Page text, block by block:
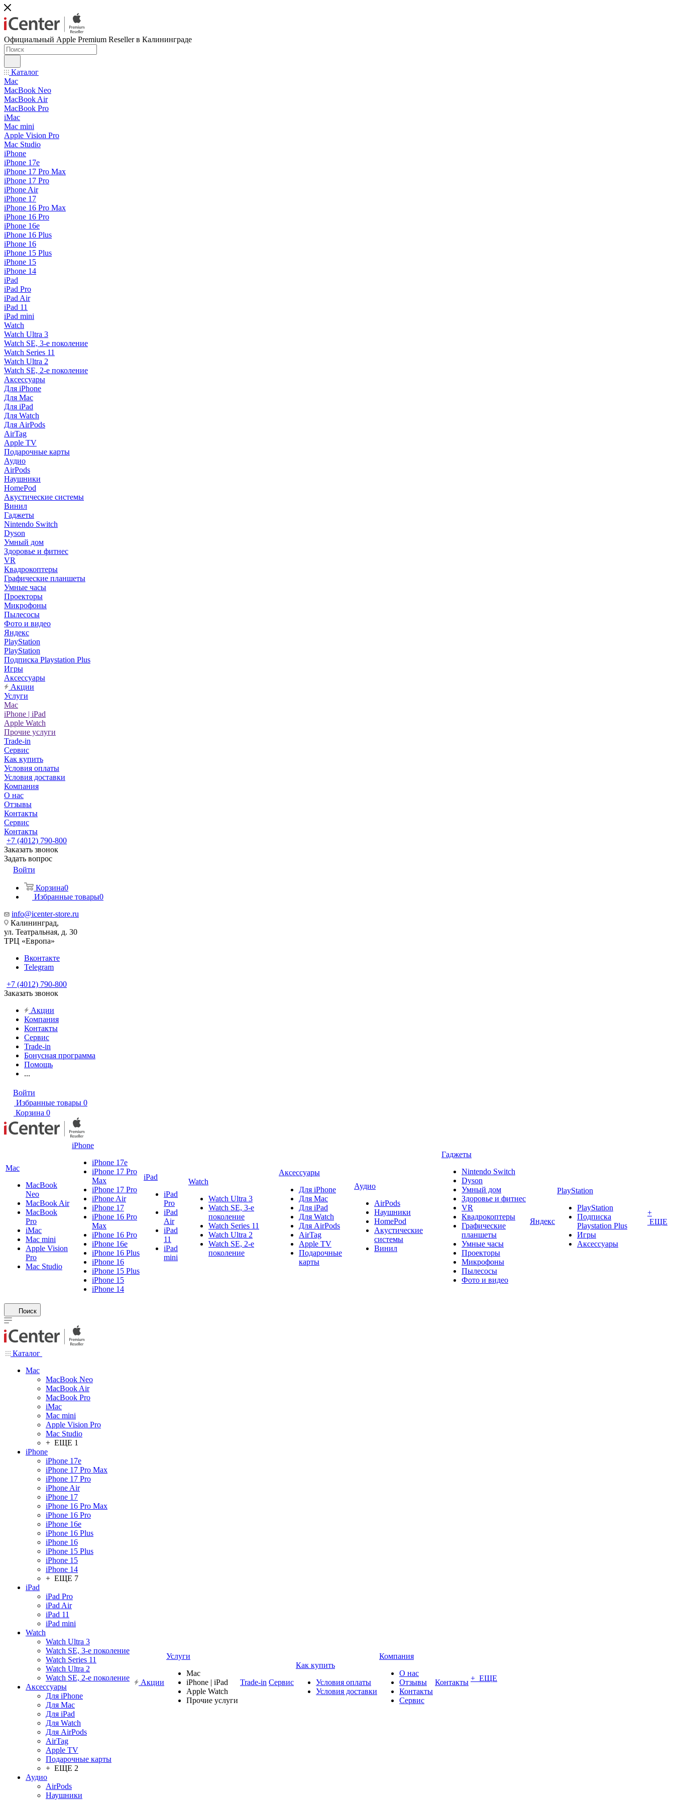
Официальный Apple Premium Reseller в Калининграде
Каталог
Mac
MacBook Neo
MacBook Air
MacBook Pro
iMac
Mac mini
Apple Vision Pro
Mac Studio
iPhone
iPhone 17e
iPhone 17 Pro Max
iPhone 17 Pro
iPhone Air
iPhone 17
iPhone 16 Pro Max
iPhone 16 Pro
iPhone 16e
iPhone 16 Plus
iPhone 16
iPhone 15 Plus
iPhone 15
iPhone 14
iPad
iPad Pro
iPad Air
iPad 11
iPad mini
Watch
Watch Ultra 3
Watch SE, 3-е поколение
Watch Series 11
Watch Ultra 2
Watch SE, 2-е поколение
Аксессуары
Для iPhone
Для Mac
Для iPad
Для Watch
Для AirPods
AirTag
Apple TV
Подарочные карты
Аудио
AirPods
Наушники
HomePod
Акустические системы
Винил
Гаджеты
Nintendo Switch
Dyson
Умный дом
Здоровье и фитнес
VR
Квадрокоптеры
Графические планшеты
Умные часы
Проекторы
Микрофоны
Пылесосы
Фото и видео
Яндекс
PlayStation
PlayStation
Подписка Playstation Plus
Игры
Аксессуары
Акции
Услуги
Mac
iPhone | iPad
Apple Watch
Прочие услуги
Trade-in
Сервис
Как купить
Условия оплаты
Условия доставки
Компания
О нас
Отзывы
Контакты
Сервис
Контакты
+7 (4012) 790-800
Заказать звонок
Задать вопрос
Войти
Корзина0
Избранные товары0
info@icenter-store.ru
Калининград,
ул. Театральная, д. 30
ТРЦ «Европа»
Вконтакте
Telegram
+7 (4012) 790-800
Заказать звонок
Акции
Компания
Контакты
Сервис
Trade-in
Бонусная программа
Помощь
...
Войти
Избранные товары 0
Корзина 0
Mac
MacBook
Neo
MacBook Air
MacBook
Pro
iMac
Mac mini
Apple Vision
Pro
Mac Studio
iPhone
iPhone 17e
iPhone 17 Pro
Max
iPhone 17 Pro
iPhone Air
iPhone 17
iPhone 16 Pro
Max
iPhone 16 Pro
iPhone 16e
iPhone 16 Plus
iPhone 16
iPhone 15 Plus
iPhone 15
iPhone 14
iPad
iPad
Pro
iPad
Air
iPad
11
iPad
mini
Watch
Watch Ultra 3
Watch SE, 3-е
поколение
Watch Series 11
Watch Ultra 2
Watch SE, 2-е
поколение
Аксессуары
Для iPhone
Для Mac
Для iPad
Для Watch
Для AirPods
AirTag
Apple TV
Подарочные
карты
Аудио
AirPods
Наушники
HomePod
Акустические
системы
Винил
Гаджеты
Nintendo Switch
Dyson
Умный дом
Здоровье и фитнес
VR
Квадрокоптеры
Графические
планшеты
Умные часы
Проекторы
Микрофоны
Пылесосы
Фото и видео
Яндекс
PlayStation
PlayStation
Подписка
Playstation Plus
Игры
Аксессуары
+
ЕЩЕ
Поиск
Каталог
Mac
MacBook Neo
MacBook Air
MacBook Pro
iMac
Mac mini
Apple Vision Pro
Mac Studio
+ ЕЩЕ 1
iPhone
iPhone 17e
iPhone 17 Pro Max
iPhone 17 Pro
iPhone Air
iPhone 17
iPhone 16 Pro Max
iPhone 16 Pro
iPhone 16e
iPhone 16 Plus
iPhone 16
iPhone 15 Plus
iPhone 15
iPhone 14
+ ЕЩЕ 7
iPad
iPad Pro
iPad Air
iPad 11
iPad mini
Watch
Watch Ultra 3
Watch SE, 3-е поколение
Watch Series 11
Watch Ultra 2
Watch SE, 2-е поколение
Аксессуары
Для iPhone
Для Mac
Для iPad
Для Watch
Для AirPods
AirTag
Apple TV
Подарочные карты
+ ЕЩЕ 2
Аудио
AirPods
Наушники
Акции
Услуги
Mac
iPhone | iPad
Apple Watch
Прочие услуги
Trade-in Сервис
Как купить
Условия оплаты
Условия доставки
Компания
О нас
Отзывы
Контакты
Сервис
Контакты + ЕЩЕ